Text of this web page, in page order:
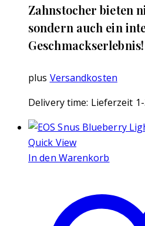
Zahnstocher bieten
sondern auch ein
plus Versandkosten
Delivery time: Lieferzeit
Quick View
In den Warenkorb